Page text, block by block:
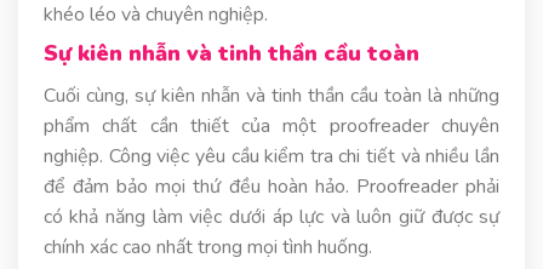
khéo léo và chuyên nghiệp.
Sự kiên nhẫn và tinh thần cầu toàn
Cuối cùng, sự kiên nhẫn và tinh thần cầu toàn là những
phẩm chất cần thiết của một proofreader chuyên
nghiệp. Công việc yêu cầu kiểm tra chi tiết và nhiều lần
để đảm bảo mọi thứ đều hoàn hảo. Proofreader phải
có khả năng làm việc dưới áp lực và luôn giữ được sự
chính xác cao nhất trong mọi tình huống.